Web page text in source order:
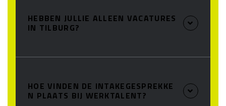
HEBBEN JULLIE ALLEEN VACATURES
IN TILBURG?
HOE VINDEN DE INTAKEGESPREKKE
N PLAATS BIJ WERKTALENT?